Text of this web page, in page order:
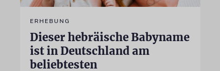
ERHEBUNG
Dieser hebräische Babyname
ist in Deutschland am
beliebtesten